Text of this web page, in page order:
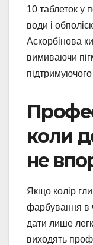
10 таблеток у
води і
Аскорбінова
вимиваючи
коли
не
Якщо колір
фарбування в
дати лише
виходять